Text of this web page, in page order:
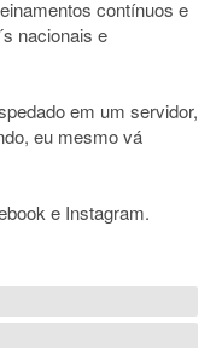
contínuos e
nacionais e
em um servidor,
eu mesmo vá
e Instagram.